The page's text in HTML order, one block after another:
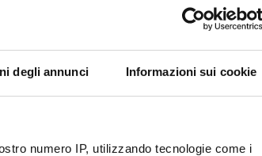
degli annunci Informazioni sui cookie
numero IP, utilizzando tecnologie come i